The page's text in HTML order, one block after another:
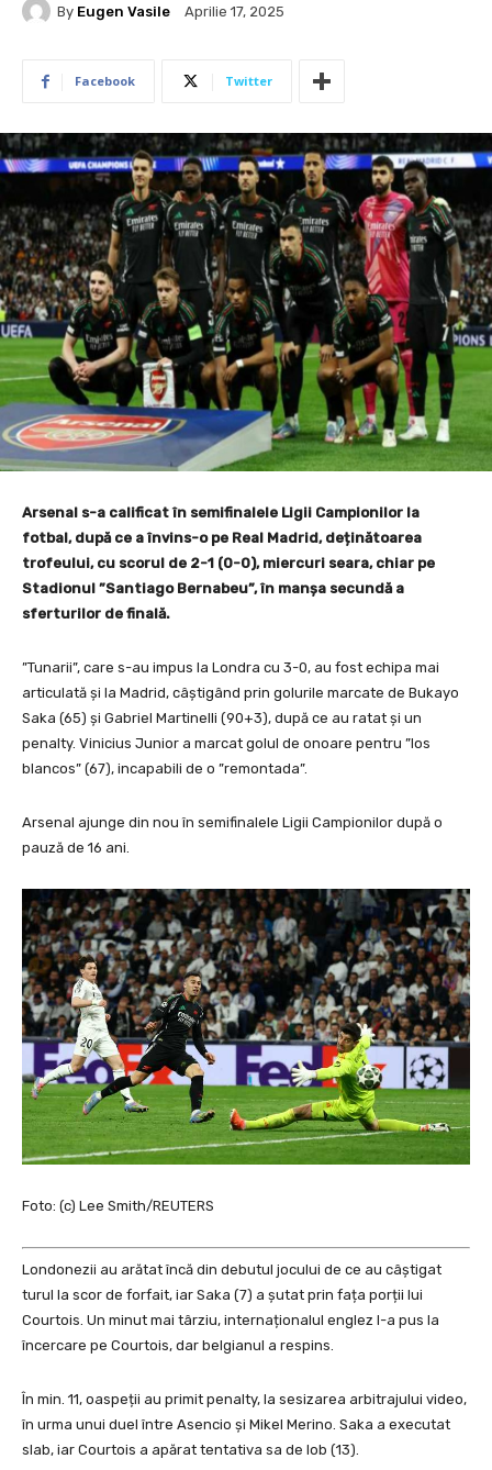
By Eugen Vasile Aprilie 17, 2025
Facebook Twitter
Arsenal s-a calificat în semifinalele Ligii Campionilor la
fotbal, după ce a învins-o pe Real Madrid, deținătoarea
trofeului, cu scorul de 2-1 (0-0), miercuri seara, chiar pe
Stadionul ”Santiago Bernabeu”, în manșa secundă a
sferturilor de finală.
”Tunarii”, care s-au impus la Londra cu 3-0, au fost echipa mai
articulată și la Madrid, câștigând prin golurile marcate de Bukayo
Saka (65) și Gabriel Martinelli (90+3), după ce au ratat și un
penalty. Vinicius Junior a marcat golul de onoare pentru ”los
blancos” (67), incapabili de o ”remontada”.
Arsenal ajunge din nou în semifinalele Ligii Campionilor după o
pauză de 16 ani.
Foto: (c) Lee Smith/REUTERS
Londonezii au arătat încă din debutul jocului de ce au câștigat
turul la scor de forfait, iar Saka (7) a șutat prin fața porții lui
Courtois. Un minut mai târziu, internaționalul englez l-a pus la
încercare pe Courtois, dar belgianul a respins.
În min. 11, oaspeții au primit penalty, la sesizarea arbitrajului video,
în urma unui duel între Asencio și Mikel Merino. Saka a executat
slab, iar Courtois a apărat tentativa sa de lob (13).